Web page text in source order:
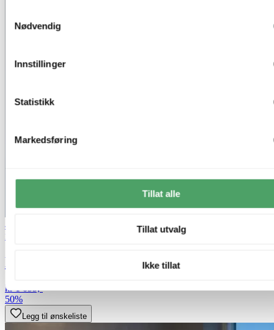
Nødvendig
Innstillinger
Statistikk
Markedsføring
Tillat alle
Tillat utvalg
Ikke tillat
40% ved kjøp av 2 eller flere
Nova Life
Blefjell skjerm rund 45cm beige
kr 1 099,-
50%
Legg til ønskeliste